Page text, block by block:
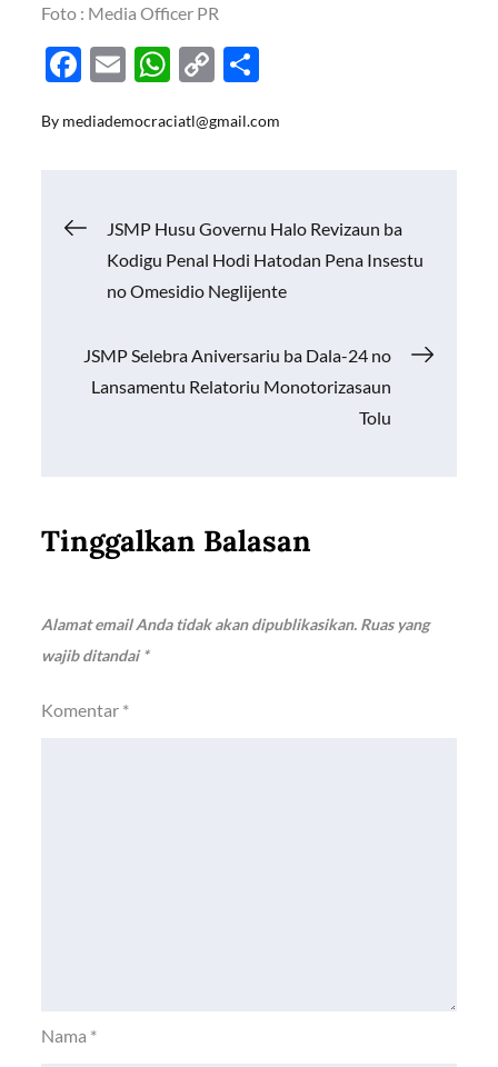
Foto : Media Officer PR
F
e
o
E
ail
W
at
p
p
C
p
n
k
ar
By mediademocraciatl@gmail.com
Navigasi
pos
JSMP Husu Governu Halo Revizaun ba
Kodigu Penal Hodi Hatodan Pena Insestu
no Omesidio Neglijente
JSMP Selebra Aniversariu ba Dala-24 no
Lansamentu Relatoriu Monotorizasaun
Tolu
Tinggalkan Balasan
Alamat email Anda tidak akan dipublikasikan. Ruas yang
wajib ditandai*
Komentar *
Nama *